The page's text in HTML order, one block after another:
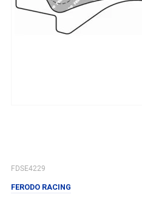
FDSE4229
FERODO RACING